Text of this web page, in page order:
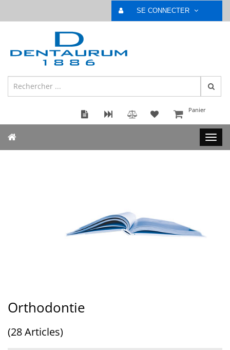
SE CONNECTER
Panier
Orthodontie
(28 Articles)